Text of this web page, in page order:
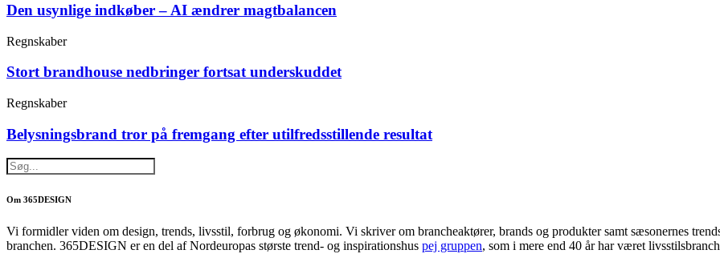
Den usynlige indkøber – AI ændrer magtbalancen
Regnskaber
Stort brandhouse nedbringer fortsat underskuddet
Regnskaber
Belysningsbrand tror på fremgang efter utilfredsstillende resultat
Om 365DESIGN
Vi formidler viden om design, trends, livsstil, forbrug og økonomi. Vi skriver om brancheaktører, brands og produkter samt sæsonernes
branchen. 365DESIGN er en del af Nordeuropas største trend- og inspirationshus pej gruppen, som i mere end 40 år har været